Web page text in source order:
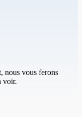
nous vous ferons
voir.